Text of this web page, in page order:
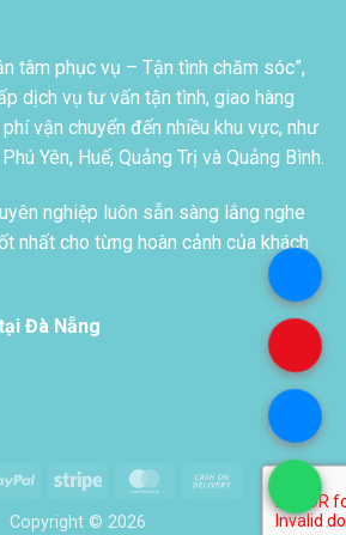
tâm phục vụ – Tận tình chăm sóc”,
dịch vụ tư vấn tận tình, giao hàng
vận chuyển đến nhiều khu vực, như
Yên, Huế, Quảng Trị và Quảng Bình.
nghiệp luôn sẵn sàng lắng nghe
nhất cho từng hoàn cảnh của khách
Đà Nẵng
PayPal Stripe MasterCardCash
Copyright © 2026